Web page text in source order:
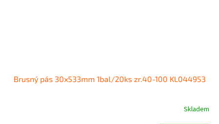
Brusný pás 30x533mm 1bal/20ks zr.40-100 KL044953
Skladem